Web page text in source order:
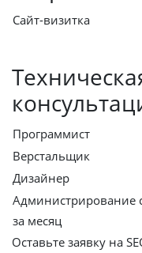
Сайт-визитка
Программист
Верстальщик
Дизайнер
Администрирование
за месяц
Оставьте заявку на